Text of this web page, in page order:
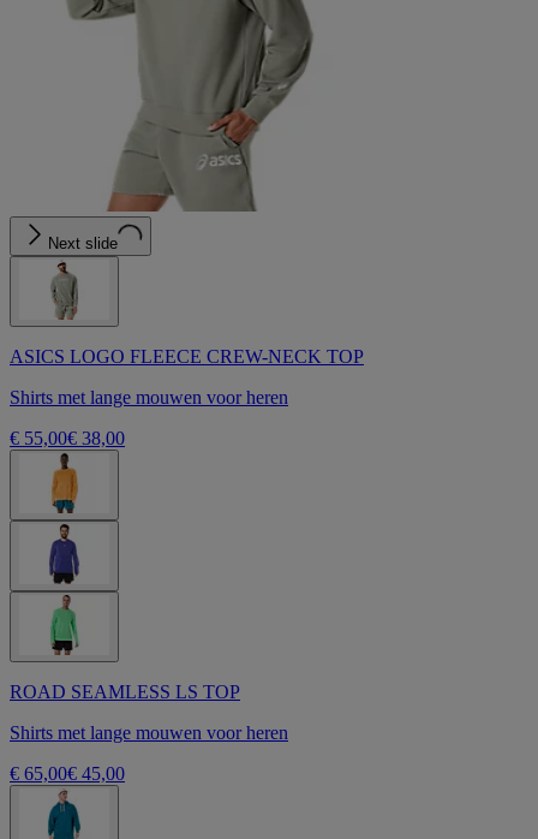
Next slide
ASICS LOGO FLEECE CREW-NECK TOP
Shirts met lange mouwen voor heren
€ 55,00€ 38,00
ROAD SEAMLESS LS TOP
Shirts met lange mouwen voor heren
€ 65,00€ 45,00